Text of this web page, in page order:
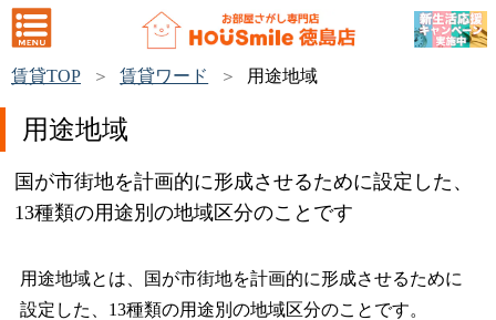
賃貸TOP 賃貸ワード 用途地域
用途地域
国が市街地を計画的に形成させるために設定した、
13種類の用途別の地域区分のことです
用途地域とは、国が市街地を計画的に形成させるために
設定した、13種類の用途別の地域区分のことです。